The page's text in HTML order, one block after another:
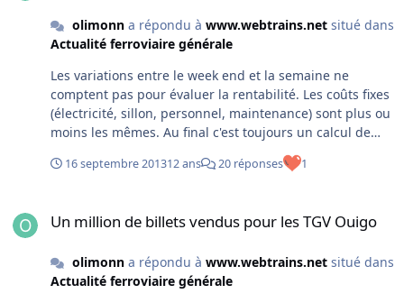
olimonna répondu à www.webtrains.netsitué dans
Actualité ferroviaire générale
Les variations entre le week end et la semaine ne
comptent pas pour évaluer la rentabilité. Les coûts fixes
(électricité, sillon, personnel, maintenance) sont plus ou
moins les mêmes. Au final c'est toujours un calcul de
recettes contre les dépenses. La question est
évidemment complexe avec un produit yieldé où un
annoncé est de 42 €. Soit 42 millions de chiffre d'affaires
gare type supplément bagages. En supposant pour
simplifier que ces 42 millions représentent le chiffre
16 septembre 201312 ans 20 réponses 1
Un million de billets vendus pour les TGV Ouigo
olimonna répondu à www.webtrains.netsitué dans
Actualité ferroviaire générale